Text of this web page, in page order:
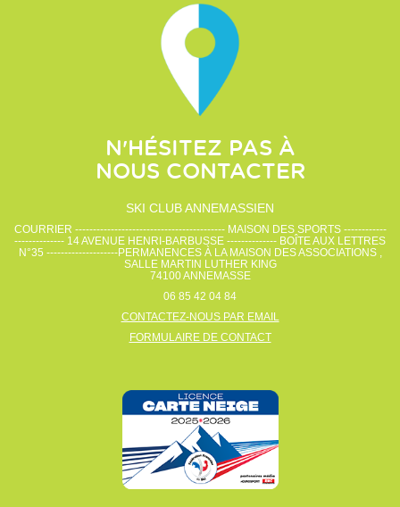
N'HÉSITEZ PAS À
NOUS CONTACTER
SKI CLUB ANNEMASSIEN
COURRIER ------------------------------------------ MAISON DES SPORTS ------------
-------------- 14 AVENUE HENRI-BARBUSSE -------------- BOÎTE AUX LETTRES
N°35 --------------------PERMANENCES À LA MAISON DES ASSOCIATIONS ,
SALLE MARTIN LUTHER KING
74100ANNEMASSE
06 85 42 04 84
CONTACTEZ-NOUS PAR EMAIL
FORMULAIRE DE CONTACT